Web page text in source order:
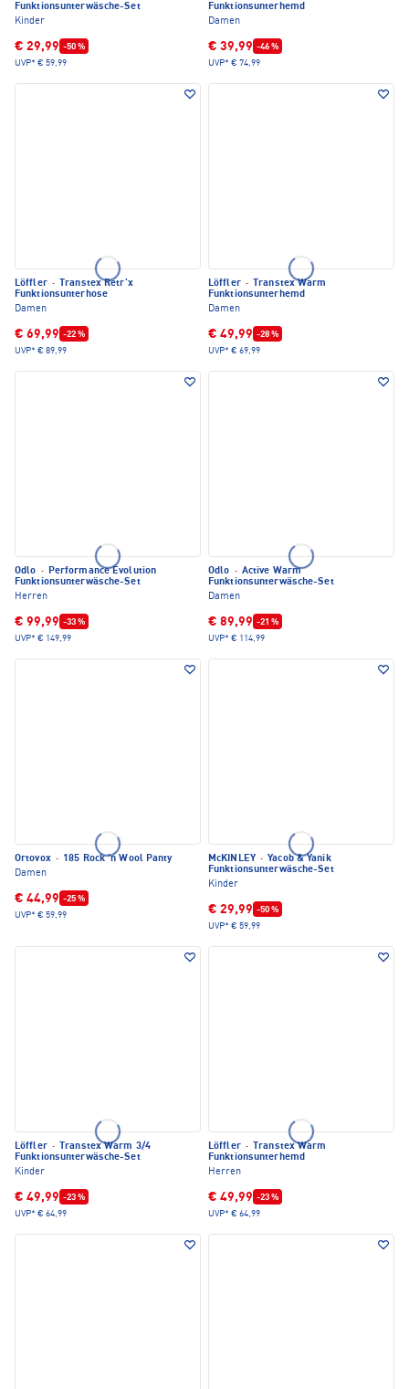
Funktionsunterwäsche-Set
Kinder
€ 29,99 -50 %
UVP* € 59,99
Funktionsunterhemd
Damen
€ 39,99 -46 %
UVP* € 74,99
Löffler ·
Transtex Retr'x
Funktionsunterhose
Damen
€ 69,99 -22 %
UVP* € 89,99
Löffler ·
Transtex Warm
Funktionsunterhemd
Damen
€ 49,99 -28 %
UVP* € 69,99
Odlo · Performance Evolution
Funktionsunterwäsche-Set
Herren
€ 99,99 -33 %
UVP* € 149,99
Odlo · Active Warm
Funktionsunterwäsche-Set
Damen
€ 89,99 -21 %
UVP* € 114,99
Ortovox · 185 Rock 'n Wool Panty
Damen
€ 44,99 -25 %
UVP* € 59,99
McKINLEY · Yacob & Yanik
Funktionsunterwäsche-Set
Kinder
€ 29,99 -50 %
UVP* € 59,99
Löffler ·
Transtex Warm 3/4
Funktionsunterwäsche-Set
Kinder
€ 49,99 -23 %
UVP* € 64,99
Löffler ·
Transtex Warm
Funktionsunterhemd
Herren
€ 49,99 -23 %
UVP* € 64,99